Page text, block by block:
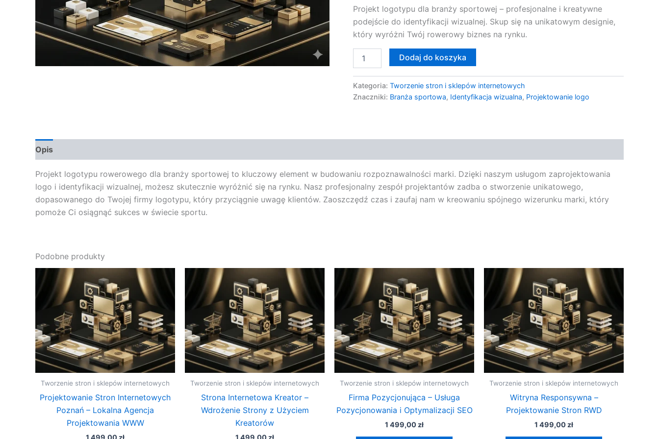
Projekt logotypu dla branży sportowej – profesjonalne i kreatywne
podejście do identyfikacji wizualnej. Skup się na unikatowym designie,
który wyróżni Twój rowerowy biznes na rynku.
Dodaj do koszyka
Kategoria: Tworzenie stron i sklepów internetowych
Znaczniki: Branża sportowa, Identyfikacja wizualna, Projektowanie logo
Opis
Projekt logotypu rowerowego dla branży sportowej to kluczowy element w budowaniu rozpoznawalności marki. Dzięki naszym usługom zaprojektowania
logo i identyfikacji wizualnej, możesz skutecznie wyróżnić się na rynku. Nasz profesjonalny zespół projektantów zadba o stworzenie unikatowego,
dopasowanego do Twojej firmy logotypu, który przyciągnie uwagę klientów. Zaoszczędź czas i zaufaj nam w kreowaniu spójnego wizerunku marki, który
pomoże Ci osiągnąć sukces w świecie sportu.
Podobne produkty
Tworzenie stron i sklepów internetowych
Projektowanie Stron Internetowych
Poznań – Lokalna Agencja
Projektowania WWW
1 499,00 zł
Tworzenie stron i sklepów internetowych
Strona Internetowa Kreator –
Wdrożenie Strony z Użyciem
Kreatorów
1 499,00 zł
Tworzenie stron i sklepów internetowych
Firma Pozycjonująca – Usługa
Pozycjonowania i Optymalizacji SEO
1 499,00 zł
Tworzenie stron i sklepów internetowych
Witryna Responsywna –
Projektowanie Stron RWD
1 499,00 zł